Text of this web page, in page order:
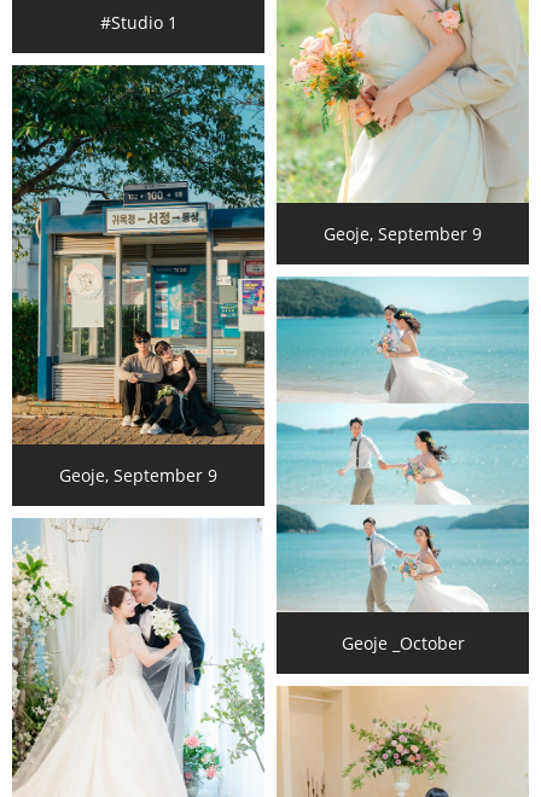
#Studio 1
Geoje, September 9
Geoje, September 9
Geoje _October